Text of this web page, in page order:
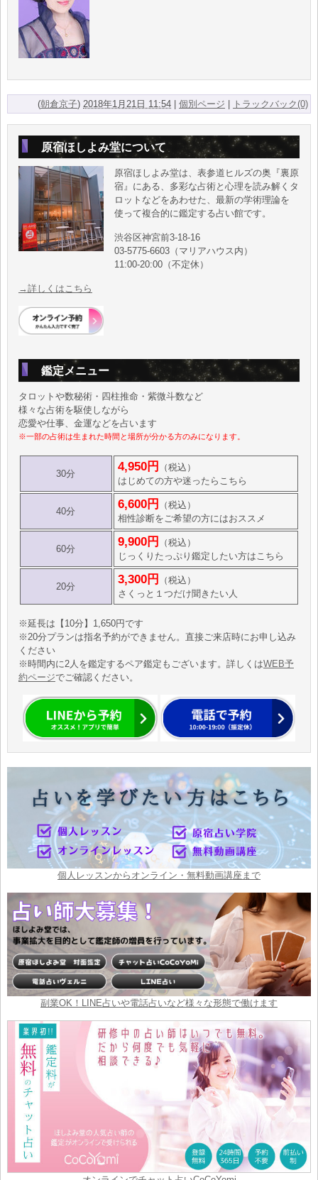
(朝倉京子)2018年1月21日 11:54 |個別ページ トラックバック(0)
原宿ほしよみ堂について
原宿ほしよみ堂は、表参道ヒルズの奥『裏原
宿』にある、多彩な占術と心理を読み解くタ
ロットなどをあわせた、最新の学術理論を
使って複合的に鑑定する占い館です。
渋谷区神宮前3-18-16
03-5775-6603（マリアハウス内）
11:00-20:00（不定休）
→詳しくはこちら
鑑定メニュー
タロットや数秘術・四柱推命・紫微斗数など
様々な占術を駆使しながら
恋愛や仕事、金運などを占います
※一部の占術は生まれた時間と場所が分かる方のみになります。
30分
4,950円
（税込）
はじめての方や迷ったらこちら
40分
6,600円
（税込）
相性診断をご希望の方にはおススメ
60分
9,900円
（税込）
じっくりたっぷり鑑定したい方はこちら
20分
3,300円
（税込）
さくっと１つだけ聞きたい人
※延長は【10分】1,650円です
※20分プランは指名予約ができません。直接ご来店時にお申し込み
ください
※時間内に2人を鑑定するペア鑑定もございます。詳しくはWEB予
約ページでご確認ください。
個人レッスンからオンライン・無料動画講座まで
副業OK！LINE占いや電話占いなど様々な形態で働けます